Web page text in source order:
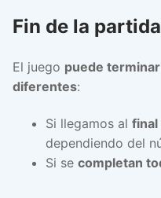
Fin de la partida
El juego puede
diferentes:
Si llegamos al final
dependiendo del
Si se completan